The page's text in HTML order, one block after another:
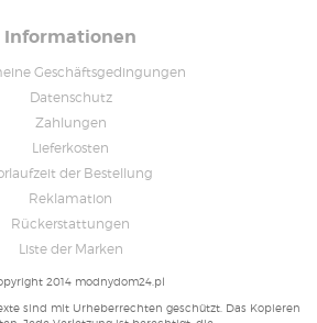
Informationen
Geschäftsgedingungen
Datenschutz
Zahlungen
Lieferkosten
der Bestellung
Reklamation
Rückerstattungen
Liste der Marken
2014 modnydom24.pl
sind mit Urheberrechten geschützt. Das Kopieren